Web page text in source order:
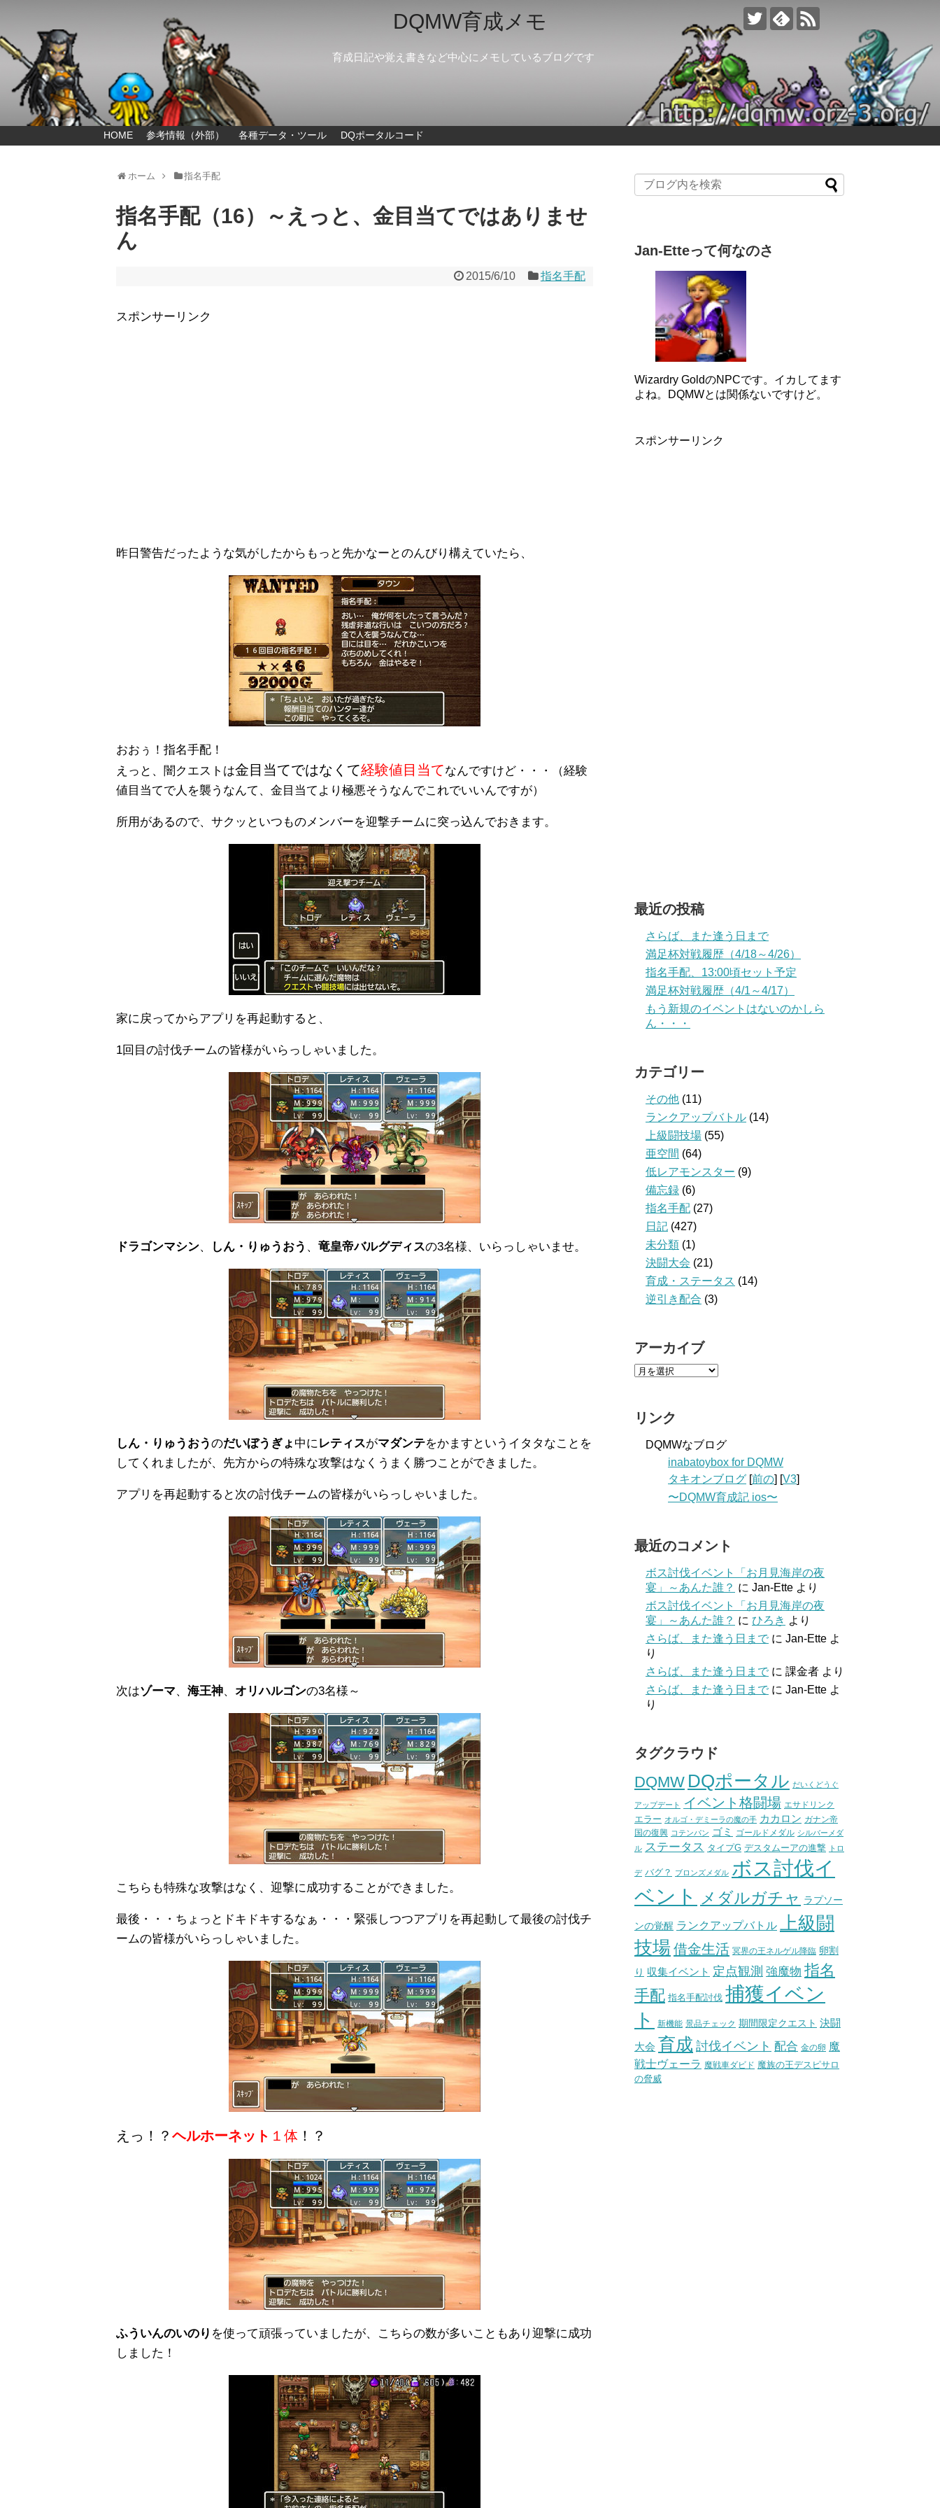
DQMW育成メモ
育成日記や覚え書きなど中心にメモしているブログです
HOME 参考情報（外部） 各種データ・ツール DQポータルコード
ホーム 指名手配
指名手配（16）～えっと、金目当てではありませ
ん
2015/6/10 指名手配
スポンサーリンク
昨日警告だったような気がしたからもっと先かなーとのんびり構えていたら、
おおぅ！指名手配！
えっと、闇クエストは金目当てではなくて経験値目当てなんですけど・・・（経験
値目当てで人を襲うなんて、金目当てより極悪そうなんでこれでいいんですが）
所用があるので、サクッといつものメンバーを迎撃チームに突っ込んでおきます。
家に戻ってからアプリを再起動すると、
1回目の討伐チームの皆様がいらっしゃいました。
ドラゴンマシン、 しん・りゅうおう 、 竜皇帝バルグディスの3名様、いらっしゃいませ。
しん・りゅうおうのだいぼうぎょ 中にレティスがマダンテをかますというイタタなことを
してくれましたが、先方からの特殊な攻撃はなくうまく勝つことができました。
アプリを再起動すると次の討伐チームの皆様がいらっしゃいました。
次はゾーマ、 海王神、 オリハルゴンの3名様～
こちらも特殊な攻撃はなく、迎撃に成功することができました。
最後・・・ちょっとドキドキするなぁ・・・緊張しつつアプリを再起動して最後の討伐チ
ームの皆様がいらっしゃいました。
えっ！？ ヘルホーネット １体 ！？
ふういんのいのり を使って頑張っていましたが、こちらの数が多いこともあり迎撃に成功
しました！
Jan-Etteって何なのさ
Wizardry GoldのNPCです。イカしてます
よね。DQMWとは関係ないですけど。
スポンサーリンク
最近の投稿
さらば、また逢う日まで
満足杯対戦履歴（4/18～4/26）
指名手配、13:00頃セット予定
満足杯対戦履歴（4/1～4/17）
もう新規のイベントはないのかしら
ん・・・
カテゴリー
その他 (11)
ランクアップバトル (14)
上級闘技場 (55)
亜空間 (64)
低レアモンスター (9)
備忘録 (6)
指名手配 (27)
日記 (427)
未分類 (1)
決闘大会 (21)
育成・ステータス (14)
逆引き配合 (3)
アーカイブ
リンク
DQMWなブログ
inabatoybox for DQMW
タキオンブログ [前の] [V3]
〜DQMW育成記 ios〜
最近のコメント
ボス討伐イベント「お月見海岸の夜
宴」～あんた誰？ に Jan-Ette より
ボス討伐イベント「お月見海岸の夜
宴」～あんた誰？ に ひろき より
さらば、また逢う日まで に Jan-Ette よ
り
さらば、また逢う日まで に 課金者 より
さらば、また逢う日まで に Jan-Ette よ
り
タグクラウド
DQMW DQポータル だいくどうぐ
アップデート イベント格闘場 エサドリンク
エラー オルゴ・デミーラの魔の手 カカロン ガナン帝
国の復興 コテンパン ゴミ ゴールドメダル シルバーメダ
ル ステータス タイプG デスタムーアの進撃 トロ
デ バグ？ ブロンズメダル ボス討伐イ
ベント メダルガチャ ラプソー
ンの覚醒 ランクアップバトル 上級闘
技場 借金生活 冥界の王ネルゲル降臨 卵割
り 収集イベント 定点観測 強魔物 指名
手配 指名手配討伐 捕獲イベン
ト
新機能 景品チェック 期間限定クエスト 決闘
大会 育成 討伐イベント 配合 金の卵 魔
戦士ヴェーラ 魔戦車ダビド 魔族の王デスピサロ
の脅威